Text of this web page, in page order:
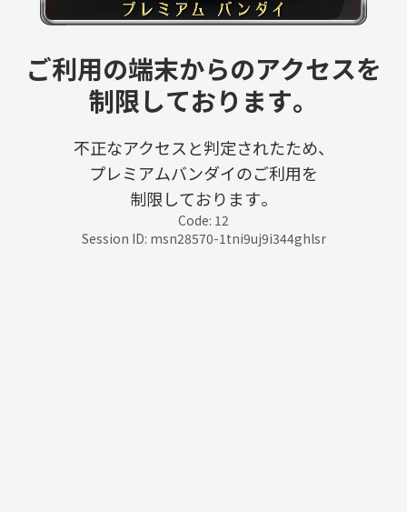
ご利用の端末からのアクセスを
制限しております。
不正なアクセスと判定されたため、
プレミアムバンダイのご利用を
制限しております。
Code: 12
Session ID: msn28570-1tni9uj9i344ghlsr